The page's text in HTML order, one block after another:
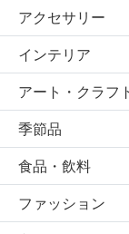
アクセサリー
インテリア
アート・クラフ
季節品
食品・飲料
ファッション